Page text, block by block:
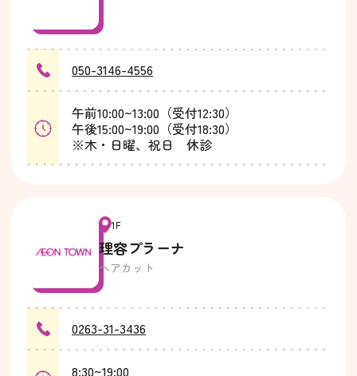
050-3146-4556
午前10:00~13:00（受付12:30）
午後15:00~19:00（受付18:30）
※木・日曜、祝日 休診
1F
理容プラーナ
ヘアカット
0263-31-3436
8:30~19:00